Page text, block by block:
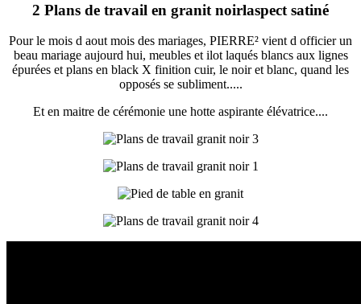
2 Plans de travail en granit noirlaspect satiné
Pour le mois d aout mois des mariages, PIERRE² vient d officier un
beau mariage aujourd hui, meubles et ilot laqués blancs aux lignes
épurées et plans en black X finition cuir, le noir et blanc, quand les
opposés se subliment.....
Et en maitre de cérémonie une hotte aspirante élévatrice....